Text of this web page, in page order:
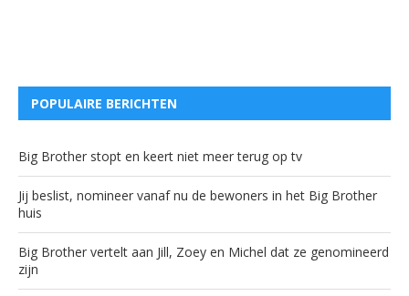
POPULAIRE BERICHTEN
Big Brother stopt en keert niet meer terug op tv
Jij beslist, nomineer vanaf nu de bewoners in het Big Brother
huis
Big Brother vertelt aan Jill, Zoey en Michel dat ze genomineerd
zijn